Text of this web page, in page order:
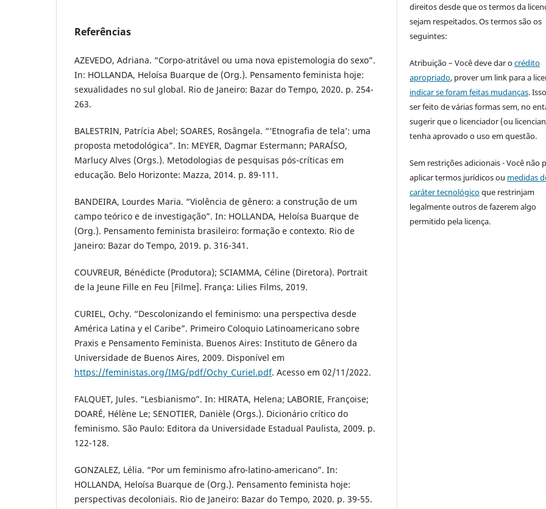
Referências
AZEVEDO, Adriana. “Corpo-atritável ou uma nova epistemologia do sexo”.
In: HOLLANDA, Heloísa Buarque de (Org.). Pensamento feminista hoje:
sexualidades no sul global. Rio de Janeiro: Bazar do Tempo, 2020. p. 254-
263.
BALESTRIN, Patrícia Abel; SOARES, Rosângela. “‘Etnografia de tela’: uma
proposta metodológica”. In: MEYER, Dagmar Estermann; PARAÍSO,
Marlucy Alves (Orgs.). Metodologias de pesquisas pós-críticas em
educação. Belo Horizonte: Mazza, 2014. p. 89-111.
BANDEIRA, Lourdes Maria. “Violência de gênero: a construção de um
campo teórico e de investigação”. In: HOLLANDA, Heloísa Buarque de
(Org.). Pensamento feminista brasileiro: formação e contexto. Rio de
Janeiro: Bazar do Tempo, 2019. p. 316-341.
COUVREUR, Bénédicte (Produtora); SCIAMMA, Céline (Diretora). Portrait
de la Jeune Fille en Feu [Filme]. França: Lilies Films, 2019.
CURIEL, Ochy. “Descolonizando el feminismo: una perspectiva desde
América Latina y el Caribe”. Primeiro Coloquio Latinoamericano sobre
Praxis e Pensamento Feminista. Buenos Aires: Instituto de Gênero da
Universidade de Buenos Aires, 2009. Disponível em
https://feministas.org/IMG/pdf/Ochy_Curiel.pdf. Acesso em 02/11/2022.
FALQUET, Jules. “Lesbianismo”. In: HIRATA, Helena; LABORIE, Françoise;
DOARÉ, Hélène Le; SENOTIER, Danièle (Orgs.). Dicionário crítico do
feminismo. São Paulo: Editora da Universidade Estadual Paulista, 2009. p.
122-128.
GONZALEZ, Lélia. “Por um feminismo afro-latino-americano”. In:
HOLLANDA, Heloísa Buarque de (Org.). Pensamento feminista hoje:
perspectivas decoloniais. Rio de Janeiro: Bazar do Tempo, 2020. p. 39-55.
direitos desde que os termos da
sejam respeitados. Os termos são os
seguintes:
Atribuição – Você deve dar ocrédito
apropriado, prover um link para a
indicar se foram feitas mudanças.
ser feito de várias formas sem, no
sugerir que o licenciador (ou
tenha aprovado o uso em questão.
Sem restrições adicionais - Você não
aplicar termos jurídicos ou medidas
caráter tecnológicoque restrinjam
legalmente outros de fazerem algo
permitido pela licença.